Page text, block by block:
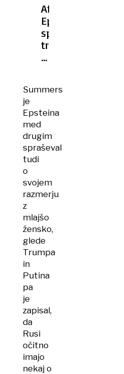
Afera
Epstein
spet
trka
na
je
za
dekleta
Summers
je
Epsteina
med
drugim
spraševal
tudi
o
svojem
razmerju
z
mlajšo
žensko,
glede
Trumpa
in
Putina
pa
je
zapisal,
da
Rusi
očitno
imajo
nekaj o